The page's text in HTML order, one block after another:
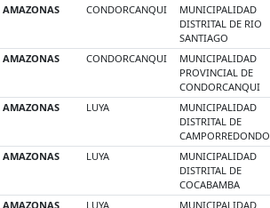
AMAZONAS CONDORCANQUI
MUNICIPALIDAD
DISTRITAL DE RIO
SANTIAGO
AMAZONAS CONDORCANQUI
MUNICIPALIDAD
PROVINCIAL DE
CONDORCANQUI
AMAZONAS LUYA
MUNICIPALIDAD
DISTRITAL DE
CAMPORREDONDO
AMAZONAS LUYA
MUNICIPALIDAD
DISTRITAL DE
COCABAMBA
AMAZONAS LUYA
MUNICIPALIDAD